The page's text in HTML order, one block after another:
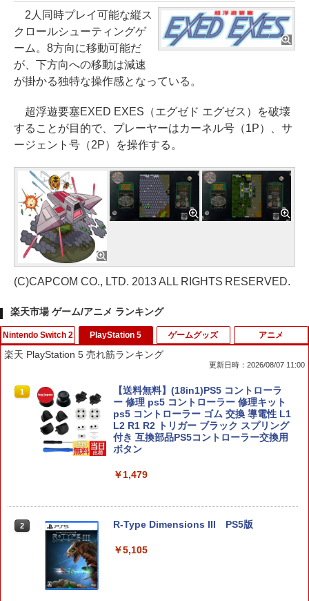
2人同時プレイ可能な縦ス
クロールシューティングゲ
ーム。8方向に移動可能だ
が、下方向への移動は減速
が掛かる独特な操作感となっている。
超浮遊要塞EXED EXES（エグゼド エグゼス）を破壊
することが目的で、プレーヤーはカーネル号（1P）、サ
ージェント号（2P）を操作する。
(C)CAPCOM CO., LTD. 2013 ALL RIGHTS RESERVED.
楽天市場 ゲーム/アニメ ランキング
Nintendo Switch 2
1
【 Nintendo Switch2 ケース対応 】Swi
tch2用 ケース 専用収納ボックス フルセ
ット対応ケース 防水ナイロン スイッチ
ケース 大容量 防水 防塵 耐衝撃 全面保護
ギフト 多機能ゲームケース ゲームカー
ド収納可能 まとめ収納バッグ 大容量タ
PlayStation 5
楽天 PlayStation 5 売れ筋ランキング
更新日時：2026/08/07 11:00
1
【送料無料】(18in1)PS5 コントローラ
ー 修理 ps5 コントローラー 修理キット
ps5 コントローラー ゴム 交換 導電性 L1
L2 R1 R2 トリガー ブラック スプリング
付き 互換部品PS5コントローラー交換用
ボタン
￥1,479
2 R-Type Dimensions III PS5版
￥5,105
ゲームグッズ アニメ